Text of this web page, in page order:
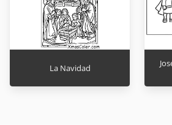
La Navidad